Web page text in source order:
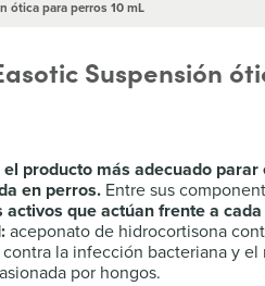
ótica para perros 10 mL
Suspensión
el producto más adecuado
en perros. Entre sus
activos que actúan frente a
aceponato de hidrocortisona
la infección bacteriana y
por hongos.